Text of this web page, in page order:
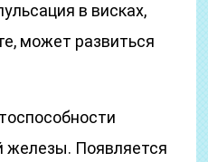
в висках,
может развиться
железы. Появляется